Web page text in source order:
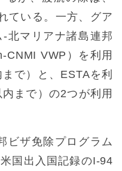
ている。一方、グア
北マリアナ諸島連邦
CNMI VWP）を利用
で）と、ESTAを利
まで）の2つが利用
ビザ免除プログラム
国出入国記録のI-94